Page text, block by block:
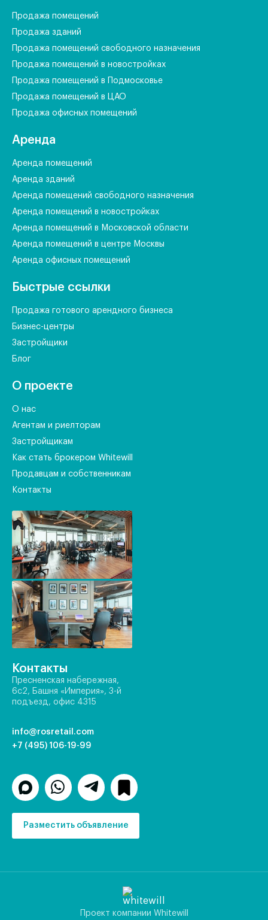
Продажа помещений
Продажа зданий
Продажа помещений свободного назначения
Продажа помещений в новостройках
Продажа помещений в Подмосковье
Продажа помещений в ЦАО
Продажа офисных помещений
Аренда
Аренда помещений
Аренда зданий
Аренда помещений свободного назначения
Аренда помещений в новостройках
Аренда помещений в Московской области
Аренда помещений в центре Москвы
Аренда офисных помещений
Быстрые ссылки
Продажа готового арендного бизнеса
Бизнес-центры
Застройщики
Блог
О проекте
О нас
Агентам и риелторам
Застройщикам
Как стать брокером Whitewill
Продавцам и собственникам
Контакты
Контакты
Пресненская набережная,
6с2, Башня «Империя», 3-й
подъезд, офис 4315
info@rosretail.com
+7 (495) 106-19-99
Разместить объявление
Проект компании Whitewill